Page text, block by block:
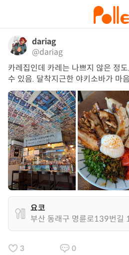
dariag
@dariag
카레집인데 카레는 나쁘지 않은 정
수 있음. 달착지근한 야키소바가 마
요코
부산 동래구 명륜로139번길
3 0